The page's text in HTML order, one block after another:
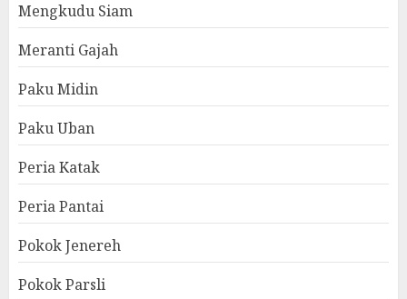
Mengkudu Siam
Meranti Gajah
Paku Midin
Paku Uban
Peria Katak
Peria Pantai
Pokok Jenereh
Pokok Parsli